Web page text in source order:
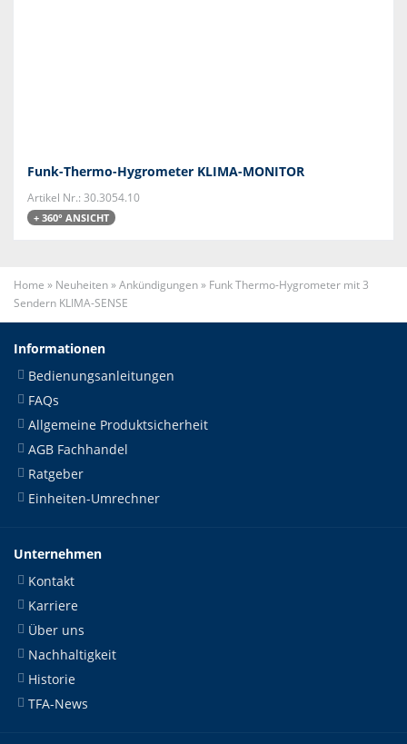
Funk-Thermo-Hygrometer KLIMA-MONITOR
Artikel Nr.: 30.3054.10
+ 360° ANSICHT
Home » Neuheiten»Ankündigungen» Funk Thermo-Hygrometer mit 3
Sendern KLIMA-SENSE
Informationen
Bedienungsanleitungen
FAQs
Allgemeine Produktsicherheit
AGB Fachhandel
Ratgeber
Einheiten-Umrechner
Unternehmen
Kontakt
Karriere
Über uns
Nachhaltigkeit
Historie
TFA-News